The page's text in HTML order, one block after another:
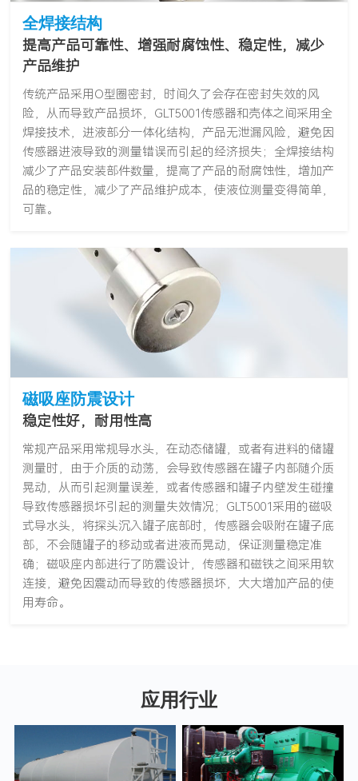
全焊接结构
提高产品可靠性、增强耐腐蚀性、稳定性，减少
产品维护
传统产品采用O型圈密封，时间久了会存在密封失效的风
险，从而导致产品损坏，GLT5001传感器和壳体之间采用全
焊接技术，进液部分一体化结构，产品无泄漏风险，避免因
传感器进液导致的测量错误而引起的经济损失；全焊接结构
减少了产品安装部件数量，提高了产品的耐腐蚀性，增加产
品的稳定性，减少了产品维护成本，使液位测量变得简单，
可靠。
磁吸座防震设计
稳定性好，耐用性高
常规产品采用常规导水头，在动态储罐，或者有进料的储罐
测量时，由于介质的动荡，会导致传感器在罐子内部随介质
晃动，从而引起测量误差，或者传感器和罐子内壁发生碰撞
导致传感器损坏引起的测量失效情况；GLT5001采用的磁吸
式导水头，将探头沉入罐子底部时，传感器会吸附在罐子底
部，不会随罐子的移动或者进液而晃动，保证测量稳定准
确；磁吸座内部进行了防震设计，传感器和磁铁之间采用软
连接，避免因震动而导致的传感器损坏，大大增加产品的使
用寿命。
应用行业